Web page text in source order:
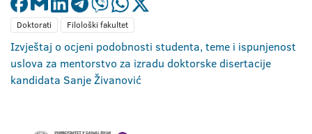
Doktorati Filološki fakultet
Izvještaj o ocjeni podobnosti studenta, teme i ispunjenost
uslova za mentorstvo za izradu doktorske disertacije
kandidata Sanje Živanović